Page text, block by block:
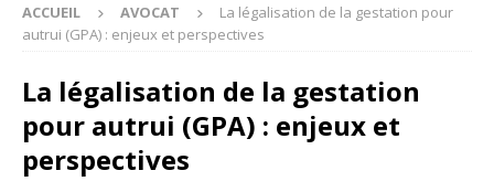
ACCUEIL AVOCAT
La légalisation de la gestation pour
autrui (GPA) : enjeux et perspectives
La légalisation de la gestation
pour autrui (GPA) : enjeux et
perspectives